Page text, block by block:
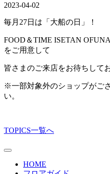
2023-04-02
毎月27日は「大船の日」！
FOOD＆TIME ISETAN
をご用意して
皆さまのご来店をお待ちして
※一部対象外のショップがご
い。
TOPICS一覧へ
HOME